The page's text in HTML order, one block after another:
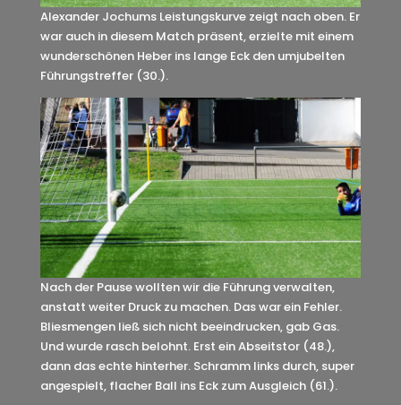
Alexander Jochums Leistungskurve zeigt nach oben. Er
war auch in diesem Match präsent, erzielte mit einem
wunderschönen Heber ins lange Eck den umjubelten
Führungstreffer (30.).
Nach der Pause wollten wir die Führung verwalten,
anstatt weiter Druck zu machen. Das war ein Fehler.
Bliesmengen ließ sich nicht beeindrucken, gab Gas.
Und wurde rasch belohnt. Erst ein Abseitstor (48.),
dann das echte hinterher. Schramm links durch, super
angespielt, flacher Ball ins Eck zum Ausgleich (61.).